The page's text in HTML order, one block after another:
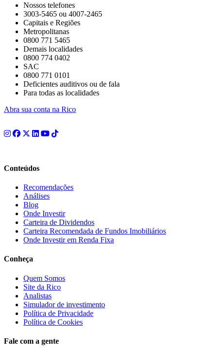
Nossos telefones
3003-5465 ou 4007-2465
Capitais e Regiões
Metropolitanas
0800 771 5465
Demais localidades
0800 774 0402
SAC
0800 771 0101
Deficientes auditivos ou de fala
Para todas as localidades
Abra sua conta na Rico
Conteúdos
Recomendações
Análises
Blog
Onde Investir
Carteira de Dividendos
Carteira Recomendada de Fundos Imobiliários
Onde Investir em Renda Fixa
Conheça
Quem Somos
Site da Rico
Analistas
Simulador de investimento
Política de Privacidade
Política de Cookies
Fale com a gente